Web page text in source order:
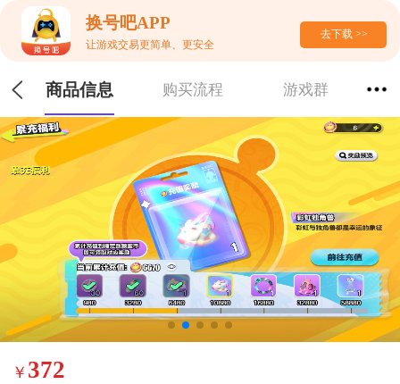
换号吧APP
让游戏交易更简单、更安全
去下载 >>
商品信息 购买流程 游戏群
￥ 372